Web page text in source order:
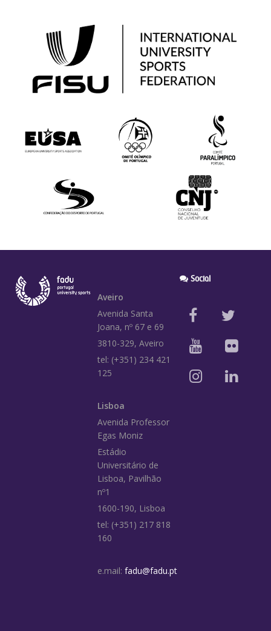
Aveiro
Avenida Santa
Joana, nº 67 e 69
3810-329, Aveiro
tel: (+351) 234 421
125
Lisboa
Avenida Professor
Egas Moniz
Estádio
Universitário de
Lisboa, Pavilhão
nº1
1600-190, Lisboa
tel: (+351) 217 818
160
e.mail: fadu@fadu.pt
Social